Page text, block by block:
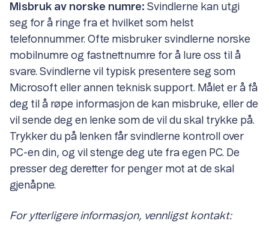
Misbruk av norske numre: Svindlerne kan utgi
seg for å ringe fra et hvilket som helst
telefonnummer. Ofte misbruker svindlerne norske
mobilnumre og fastnettnumre for å lure oss til å
svare. Svindlerne vil typisk presentere seg som
Microsoft eller annen teknisk support. Målet er å få
deg til å røpe informasjon de kan misbruke, eller de
vil sende deg en lenke som de vil du skal trykke på.
Trykker du på lenken får svindlerne kontroll over
PC-en din, og vil stenge deg ute fra egen PC. De
presser deg deretter for penger mot at de skal
gjenåpne.
For ytterligere informasjon, vennligst kontakt: